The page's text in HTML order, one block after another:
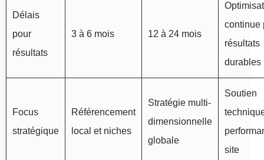
Délais
pour
résultats
3 à 6 mois 12 à 24 mois
continue
résultats
durables
Focus
stratégique
Référencement
local et niches
Stratégie multi-
dimensionnelle
globale
Soutien
site